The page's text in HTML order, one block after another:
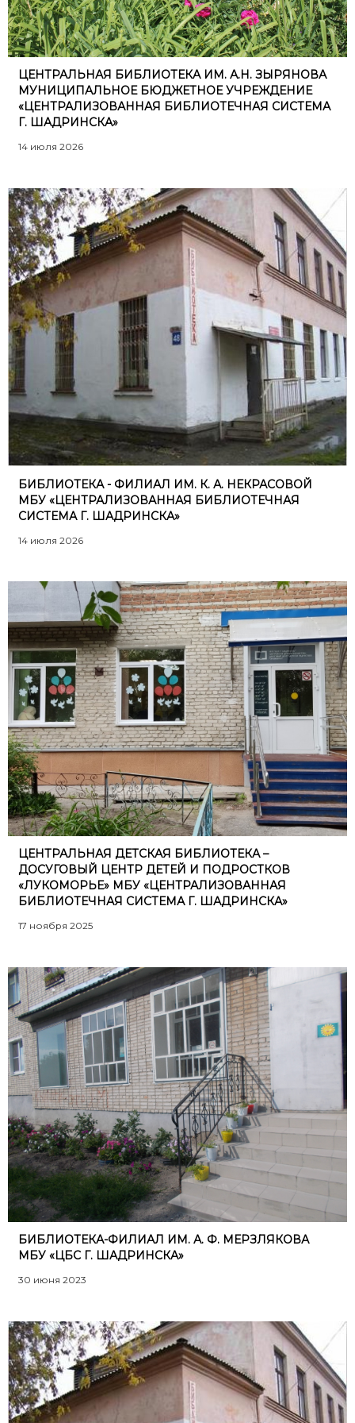
ЦЕНТРАЛЬНАЯ БИБЛИОТЕКА ИМ. А.Н. ЗЫРЯНОВА
МУНИЦИПАЛЬНОЕ БЮДЖЕТНОЕ УЧРЕЖДЕНИЕ
«ЦЕНТРАЛИЗОВАННАЯ БИБЛИОТЕЧНАЯ СИСТЕМА
Г. ШАДРИНСКА»
14 июля 2026
БИБЛИОТЕКА - ФИЛИАЛ ИМ. К. А. НЕКРАСОВОЙ
МБУ «ЦЕНТРАЛИЗОВАННАЯ БИБЛИОТЕЧНАЯ
СИСТЕМА Г. ШАДРИНСКА»
14 июля 2026
ЦЕНТРАЛЬНАЯ ДЕТСКАЯ БИБЛИОТЕКА –
ДОСУГОВЫЙ ЦЕНТР ДЕТЕЙ И ПОДРОСТКОВ
«ЛУКОМОРЬЕ» МБУ «ЦЕНТРАЛИЗОВАННАЯ
БИБЛИОТЕЧНАЯ СИСТЕМА Г. ШАДРИНСКА»
17 ноября 2025
БИБЛИОТЕКА-ФИЛИАЛ ИМ. А. Ф. МЕРЗЛЯКОВА
МБУ «ЦБС Г. ШАДРИНСКА»
30 июня 2023